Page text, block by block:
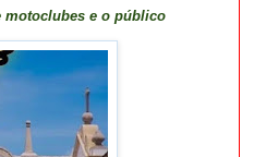
motoclubes e o público